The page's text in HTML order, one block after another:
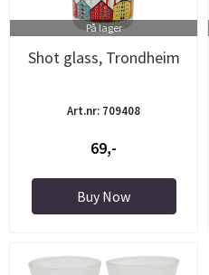
På lager
Shot glass, Trondheim
Art.nr: 709408
69,-
Buy Now